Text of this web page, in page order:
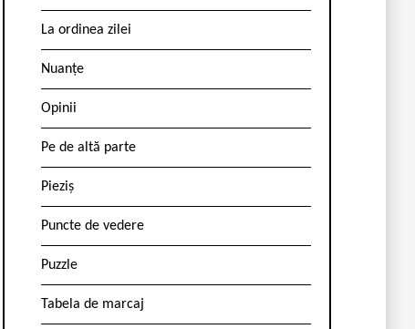
La ordinea zilei
Nuanțe
Opinii
Pe de altă parte
Pieziș
Puncte de vedere
Puzzle
Tabela de marcaj